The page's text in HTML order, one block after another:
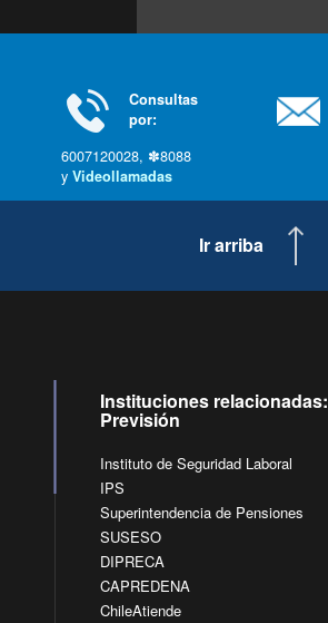
Consultas
por:
6007120028, ✽8088
y Videollamadas
Ir arriba
Instituciones relacionadas:
Previsión
Instituto de Seguridad Laboral
IPS
Superintendencia de Pensiones
SUSESO
DIPRECA
CAPREDENA
ChileAtiende